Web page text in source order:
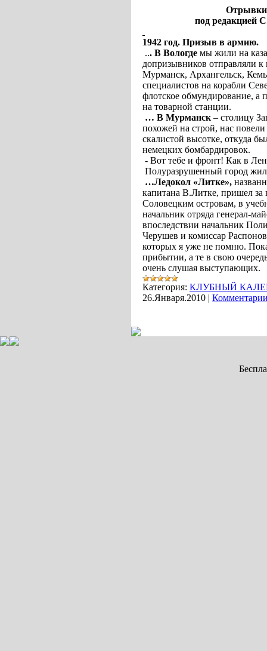
Отрывки
под редакцией
1942 год. Призыв в армию.
... В Вологде мы жили на
допризывников отправляли
Мурманск, Архангельск,
специалистов на корабли
флотское обмундирование, а
на товарной станции.
… В Мурманск – столицу
похожей на строй, нас
скалистой высотке, откуда
немецких бомбардировок.
- Вот тебе и фронт! Как в
Полуразрушенный город
…Ледокол «Литке»,
капитана В.Литке, пришел
Соловецким островам, в
начальник отряда генерал-
впоследствии начальник
Черушев и комиссар
которых я уже не помню.
прибытии, а те в свою
очень слушая выступающих.
Категория: КЛУБНЫЙ
26.Января.2010 |